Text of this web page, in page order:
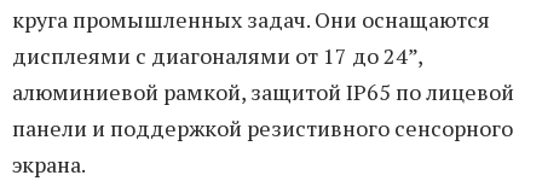
круга промышленных задач. Они оснащаются
дисплеями с диагоналями от 17 до 24”,
алюминиевой рамкой, защитой IP65 по лицевой
панели и поддержкой резистивного сенсорного
экрана.